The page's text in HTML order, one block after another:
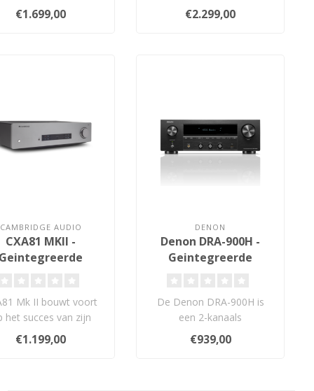
kan nu en in de
decennia diene..
€1.699,00
duidelijkste voorbeeld tot
nu to..
€2.299,00
CAMBRIDGE AUDIO
CXA81 MKII -
Mk II bouwt voort
het succes van zijn
bekroonde
voorgangers. ..
€1.199,00
DENON
Denon DRA-900H -
Geintegreerde
De Denon DRA-900H is
een 2-kanaals
stereonetwerkreceiver met
100W per kanaal, HE..
€939,00